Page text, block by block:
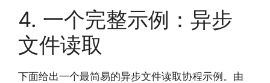
4. 一个完整示例：异步
文件读取
下面给出一个最简易的异步文件读取协程示例。由